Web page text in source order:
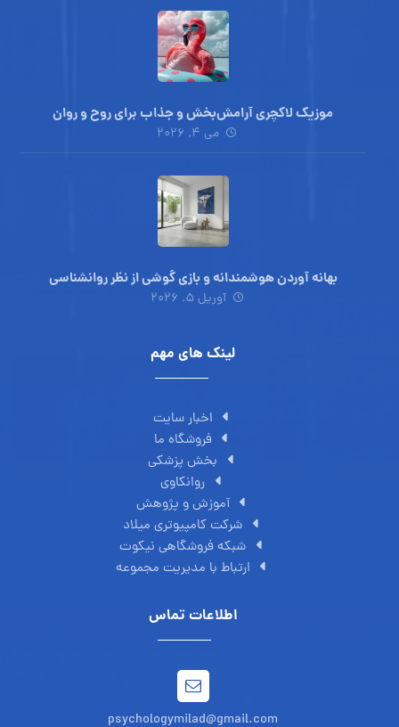
موزیک لاکچری آرامش‌بخش‌ و جذاب‌ برای روح و روان
می ۴, ۲۰۲۶
بهانه آوردن هوشمندانه و بازی گوشی از نظر روانشناسی
آوریل ۵, ۲۰۲۶
لینک های مهم
اخبار سایت
فروشگاه ما
بخش پزشکی
روانکاوی
آموزش و پژوهش
شرکت کامپیوتری میلاد
شبکه فروشگاهی نیکوت
ارتباط با مدیریت مجموعه
اطلاعات تماس
psychologymilad@gmail.com